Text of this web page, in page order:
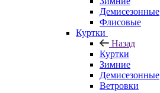
Демисезонные
Флисовые
Куртки
Назад
Куртки
Зимние
Демисезонные
Ветровки